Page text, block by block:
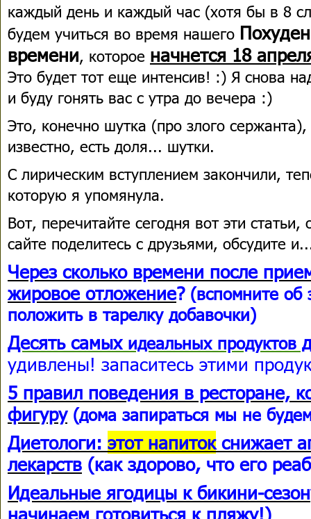
каждый день и каждый час (хотя бы в 8
будем учиться во время нашего
времени, которое начнется 18
Это будет тот еще интенсив! :) Я снова
и буду гонять вас с утра до вечера :)
Это, конечно шутка (про злого
известно, есть доля... шутки.
С лирическим вступлением закончили,
которую я упомянула.
Вот, перечитайте сегодня вот эти
сайте поделитесь с друзьями, обсудите
Через сколько времени после
жировое отложение? (вспомните об
положить в тарелку добавочки)
Десять самых идеальных продуктов
удивлены! запаситесь этими
5 правил поведения в ресторане,
фигуру (дома запираться мы не
Диетологи: этот напитокснижает
лекарств (как здорово, что его
Идеальные ягодицы к бикини-
начинаем готовиться к пляжу!)